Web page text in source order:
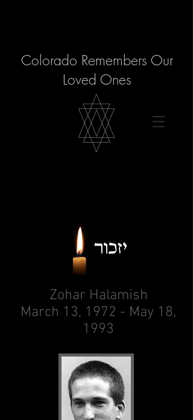
Colorado Remembers Our
Loved Ones
Zohar Halamish
March 13, 1972 - May 18,
1993